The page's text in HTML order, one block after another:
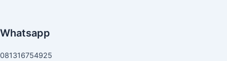
Whatsapp
081316754925